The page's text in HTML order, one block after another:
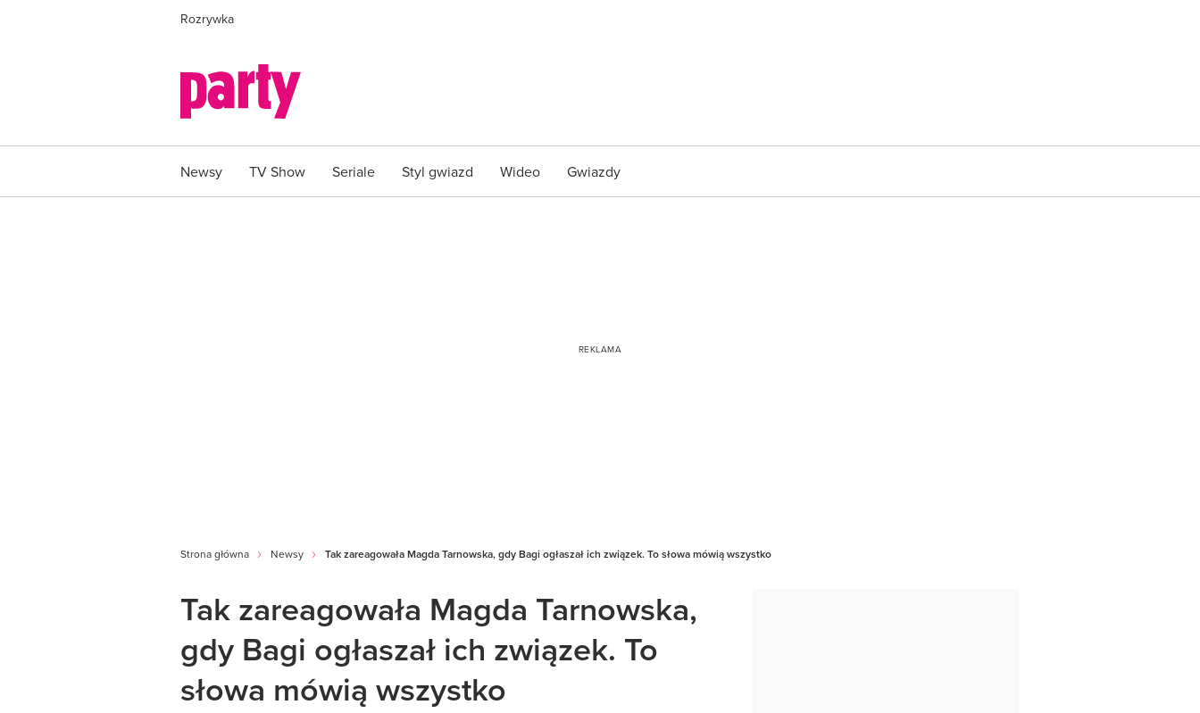
Rozrywka
Newsy TV Show Seriale Styl gwiazd Wideo Gwiazdy
Strona główna Newsy Tak zareagowała Magda Tarnowska, gdy Bagi ogłaszał ich związek. To słowa mówią wszystko
Tak zareagowała Magda Tarnowska,
gdy Bagi ogłaszał ich związek. To
słowa mówią wszystko